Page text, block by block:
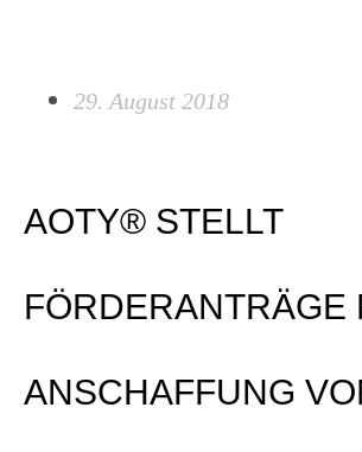
29. August 2018
AOTY® STELLT
FÖRDERANTRÄGE
ANSCHAFFUNG